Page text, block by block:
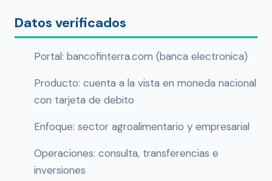
Datos verificados
Portal: bancofinterra.com (banca electronica)
Producto: cuenta a la vista en moneda nacional
con tarjeta de debito
Enfoque: sector agroalimentario y empresarial
Operaciones: consulta, transferencias e
inversiones